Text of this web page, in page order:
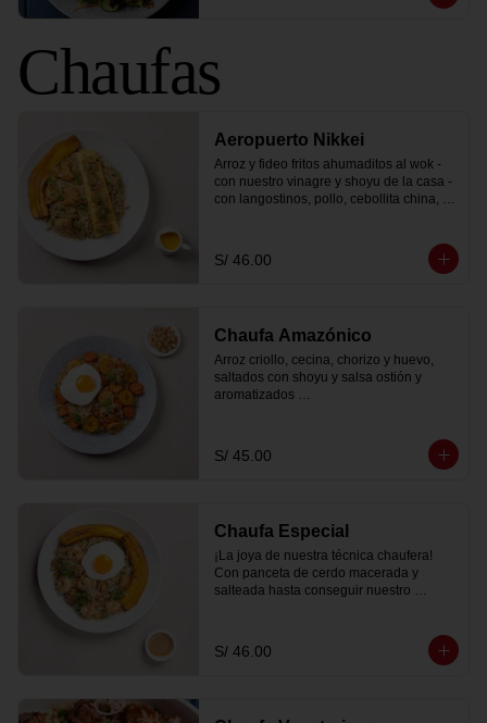
Chaufas
Aeropuerto Nikkei
Arroz y fideo fritos ahumaditos al wok -
con nuestro vinagre y shoyu de la casa -
con langostinos, pollo, cebollita china,
salsa tiradito.
S/ 46.00
Chaufa Amazónico
Arroz criollo, cecina, chorizo y huevo,
saltados con shoyu y salsa ostión y
aromatizados
china.
S/ 45.00
Chaufa Especial
¡La joya de nuestra técnica chaufera!
Con panceta de cerdo macerada y
salteada hasta conseguir nuestro
langostinos y pollo.
S/ 46.00